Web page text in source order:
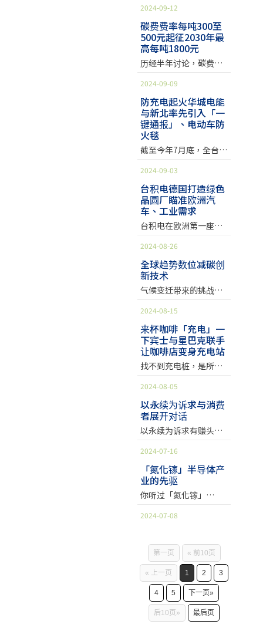
等)，企业也需注意对整
并确保产品相关标签&
标识符合市场的规定。
化学物质检测结果 在
607 件抽检商品中，共
计有 91 件商品含有超出
令和 POPs 法规限值的
与欧盟 RoHS 限制物质
项目将相同。但中国大
陆 RoHS 与欧盟 RoHS
于拆分单元、管制范
围、标示要求，及排外
项目等皆有差异，若欲
了解相关细节欢迎与
符合两地法令的需求。
顺利进入市场。 参考资
料：中华人民共和国工
业和信息化部公告2024
年第39号
修改单，除结构调整和
订内容如下： 《电器电
子产品有害物质限制使
用要求》(报批稿) 主要
修订内容 a) 增加了「有
害物质」、「环保使用
品有害物质限制使用达
标管理目录」和「应用
例外」4 个术语和定义
（见 3.2，3.6，3.7 和
3.8）；b) 增加了电器电
子产品分类及有害物质
章）；c) 增加了标识要
求（见第 6 章）；d) 增
加了标准实施相关要求
（见第 7 章）；e) 删除
（见 GB/T 26572-2011
欧盟会逐渐增强境内产
品法规符合性审查力
度，不定期的针对境内
市场的产品以及等待入
关的货物实施抽查。欧
盟非食品类消费品快速
预警系统（Safety
alert system for
dangerous non-food
products）每周将汇整
并公布各会员国的产品
违规资讯，并将相关资
讯公告于欧盟委员会的
企业参考。 违规产品可
能面临召回、下架、销
毁，甚至是企业商誉受
损等风险。尤其是在电
子电器产品领域，
等法规已经是重点检查
项目。 SGS 建议相关企
业尽早针对产品供应链
禁限用物质浓度小于限
值，以避免潜在的销售
风险。 2025 年 1–2 月
主要违规案例分析 欧盟
Sa
年引入热压力监测臂章
与无线设备，降低工人
在高温下的意外。 高温
创纪录 预警系统降低伤
害 全球频频创下高温纪
录，户外工作者首当其
冲，愈来愈多场域开始
使用热压力预警系统。
侦测器检查工作人员的
心率和核心温度等资
料，超过一定数值就会
发出警讯，让安全人员
提早介入，降低高温伤
害和意外风险。 「我们
的工作涉及高辐射、危
险化学物质和重金属，
跟这些相比，高温仍是
我们最大风险之一。」
位在美国田纳西州的核
能设施拆除场域使用了
商安全及健康经理米勒
（Stephanie Miller）
告诉《美联社》，有了
这个设备后，工人身体
报并且即时处理，需要
送医的人数显著减少。
2022年，德州有近300
人死于高温相关的疾
Rogers-O’Brien公司
的工人每周在酷暑中工
作50~60个小时，公司
从去（2023）年引入穿
Safeguard软体。
Rogers-O&
湾设置资料中心，带动
能源管理的需求，不断
电系统（UPS）大厂伊
顿（Eaton）4日在国际
半导体展出两款专为资
任伊顿电气台湾与菲律
宾总经理林钰培也首度
亮相，他透露为满足半
导体AI、资料中心客
户，今（2024）年伊顿
已在台湾扩充一倍的产
量提升，下一步导入热
监控功能摊开伊顿的客
户名单，包含微软、
Google、亚马逊等一线
大厂，由于这些科技大
厂持续在亚洲建置区域
型（Region）资料中
心，林钰培透露，「目
前台湾手上已经有好几
个案子进行中，很快就
会有好消息。」 针对资
料中心大电力的需求，
UPS、9395XR UPS两款
产品： • 93T系列
UPS：专为资料中心、
工业设施及大型商业建
筑设计的不断电系统，
安）不同功率范围的选
择，采用双转换技术，
效率高达98%以上，能
行成本。 • 9395XR
UPS：专为AI大型资料
中心打造，单柜功率达
2.5MW，较传统UPS节
外，9395XR支援与锂电
用场景，为大型资料中
2024-09-12
碳费费率每吨300至
500元起征2030年最
高每吨1800元
历经半年讨论，碳费费
（9）日再度召开碳费费
率审议会，会中委员给
出明确的碳费区间，一
般费率起征价为每吨
300至500元，以2至3年
为期分阶段调升，优惠
议确定。环境部表示，
两种费率区间确定后，
将决定实际碳费费率，
预计年底预告费率，将
用于计算、征收企业
每吨300至500元起征待
环境部拍板最终数字排
碳大户将在明（2025）
年开始试申报碳费、
2026年开始缴费。环境
部今日召开第五次碳费
时，碳费数字终于初步
定调。 气候署副署长黄
伟鸣会后受访指出，目
前已确定一般费率区
间：起征价每吨300至
2030年后，则为1200至
1800元。黄伟鸣表示，
9月底、10月初的第六
考量各方因素拍板具体
数字。 黄伟鸣表示，碳
费费率区间的订定，是
参考邻国的碳定价经验
加坡碳税目前就收到每
费审议会民间代表、环
境权保障基金会研究员
林彦廷无奈表示，费率
和期望有所差距，目前
费率可能折扣完可能连
300元都不到。对于最
终公告费率，环团希望
2024-09-09
防充电起火华城电能
与新北率先引入「一
键通报」、电动车防
火毯
截至今年7月底，全台累
万辆，新北市领牌数达1
万辆排名前三。华城电
能（EVALUE）与新北
市政府23日宣布，3年
内建置1200座电动车充
元、新北提供场域，展
开停车场电动车充电桩
部建计画。 此外，针对
电动车意外火灾事故，
华城与新北市政府率先
引入一键通报、消防
毯，提高电动车的消防
安全。 自建加上新北市
合作案，华城2年内充电
桩营收提高六倍华城电
机暨华城电能执行长许
逸晟表示，电动车充电
间长达好几小时，DC直
流快充也需要20～40分
钟，但有鉴于「车子停
既然停下车，我们就有
机会提供充电服务，让
车主不需为了等待去找
充电站。」 其中1,200
规7kW（瓩）、11kW、
布于新北市共229个站
点，目前充电价格为AC
充电桩每度电8元，DC
充电桩每度电落在11
元。 其中根据新北市公
有路外停车场电动车充
电桩建置期程，第一期
2024-09-03
台积电德国打造绿色
晶圆厂瞄准欧洲汽
车、工业需求
台积电在欧洲第一座晶
在德勒斯登举行动土典
礼。会中宣布台积电已
取得50亿欧元德国补助
措施；同时为了永续发
划打造成「绿色晶圆
厂」，目标2027年投
产。 台积电首座欧洲晶
圆厂落脚德国，生产汽
车与工业应用晶片动土
典礼上，包含台积电董
事长暨魏哲家、欧盟执
委会主席范德赖恩
（Ursula von der
Leyen）、德国联邦总
理萧兹（Olaf Scholz）
都出席见证。 这座晶圆
（Bosch）、英飞凌
（Infineon）及恩智浦
半导体（NXP）合资成
公司（ESMC）」运营，
世、英飞凌、恩智浦各
持有10%股份，并由曾
在博世德勒斯登晶圆厂
的厂长克伊区
（Christian
Koitzsch）掌舵，担任
ESMC总经理。 德国厂
2024-08-26
全球趋势数位减碳创
新技术
气候变迁带来的挑战已
府从2015年巴黎协定中
承诺减少温室气体的排
放，并在2021年格拉斯
哥气候峰会，明确订立
了2050年实现「净零排
促使减少碳排放成为各
国政府、企业和个人共
同面对的重大挑战。随
着全球气候变迁日益加
剧与加速，传统的减碳
方式似已不足以应对日
益严峻的环境问题，各
国因而更积极寻求创新
的减碳技术，以应对不
断加剧与加速的环境危
机，在此背景下，数位
技术成为了减少碳排放
的重要驱动力之一，因
此，数位技术的创新、
应用成为推动低碳经济
转型的重要手段、工
具。 数位技术为实现精
准监控与管理碳排放提
2024-08-15
来杯咖啡「充电」一
下宾士与星巴克联手
让咖啡店变身充电站
找不到充电桩，是所有
此，宾士找上了全球最
大的咖啡连锁店……，
是的，星巴克。 疲惫
时，我们常想来杯咖啡
吗？未来到星巴克，不
只能帮自己充电，还能
顺便帮你的电动车充
电。 2024年7月中旬，
宾士（Mercedes-
Benz）与星巴克宣布强
多家星巴克设置电动车
快速充电桩，强调
100%绿能，适用所有
电动车，并支援多种支
付方式。该公路贯穿美
西，北至加拿大，南抵
墨西哥，宾士执行长安
2024-08-05
以永续为诉求与消费
者展开对话
以永续为诉求有赚头
买行为的研究显示，永
续产品的成长速率是传
统产品的2倍，平均高出
28％，而且涵盖各人口
以产品功能与市场区隔
与消费者沟通「环境议
题」，借以辅助品牌形
象，提升消费者的好感
度。或许是因为不确定
市场对于绿色产品的直
接购买意愿，导致鲜少
2024-07-16
「氮化镓」半导体产
业的先驱
你听过「氮化镓」
物半导体，相比于你我
高温、高电流，适合高
频且轻量化的电子产品
市场。在 5G／6G 行动
通讯、无人机、自驾
车、雷达等领域，氮化
镓都相当具有潜力，因
此成了近十几年来各界
2024-07-08
第一页
« 前10页
« 上一页
1 2
3
4
5
下一页»
后10页»
最后页